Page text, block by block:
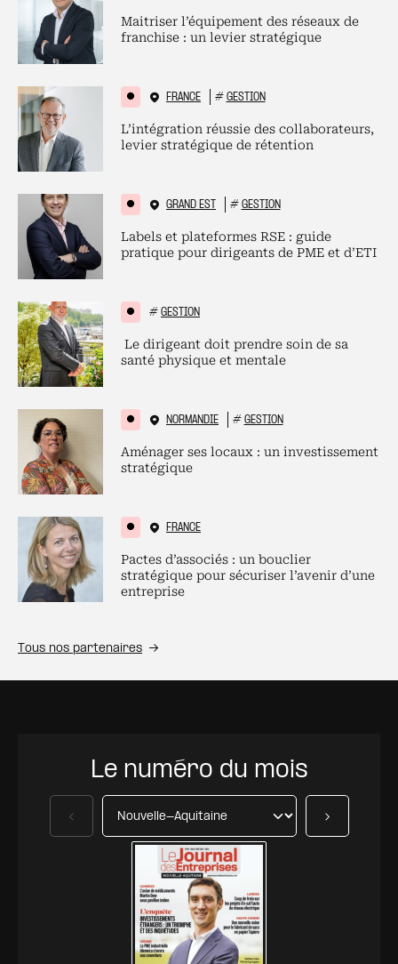
Maitriser l’équipement des réseaux de
franchise : un levier stratégique
FRANCE # GESTION
L’intégration réussie des collaborateurs,
levier stratégique de rétention
GRAND EST # GESTION
Labels et plateformes RSE : guide
pratique pour dirigeants de PME et d’ETI
# GESTION
Le dirigeant doit prendre soin de sa
santé physique et mentale
NORMANDIE # GESTION
Aménager ses locaux : un investissement
stratégique
FRANCE
Pactes d’associés : un bouclier
stratégique pour sécuriser l’avenir d’une
entreprise
Tous nos partenaires
Le numéro du mois
Précédent Suivant